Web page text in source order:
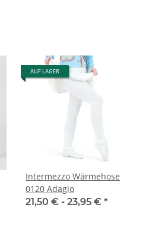
AUF LAGER
Intermezzo Wärmehose
0120 Adagio
21,50 € - 23,95 € *